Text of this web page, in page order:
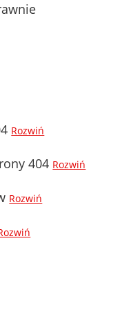
Rozwiń
404 Rozwiń
Rozwiń